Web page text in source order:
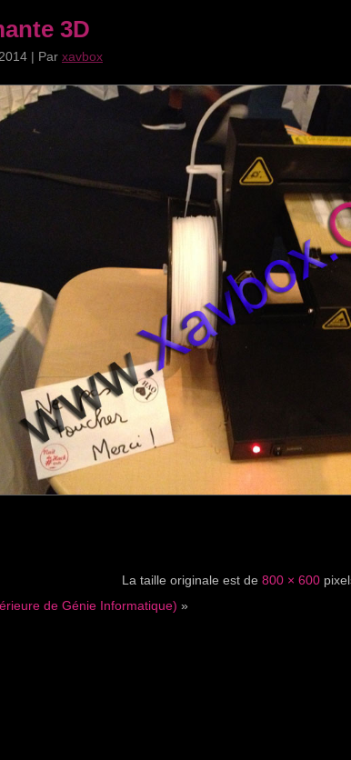
3D
| Par xavbox
La taille originale est de 800 × 600
de Génie Informatique) »